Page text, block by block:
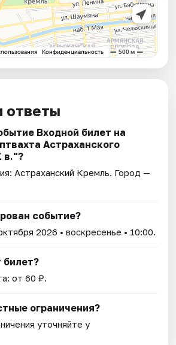
ответы
Входной билет на
Астраханского
в."?
Астраханский Кремль. Город —
событие?
2026 • воскресенье • 10:00.
билет?
от 60 ₽.
ограничения?
уточняйте у